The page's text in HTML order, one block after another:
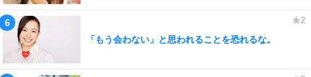
「もう会わない」と思われることを恐れるな。